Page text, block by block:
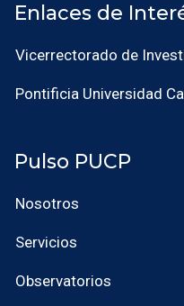
Enlaces de
Vicerrectorado de
Pontificia Universidad
Pulso PUCP
Nosotros
Servicios
Observatorios